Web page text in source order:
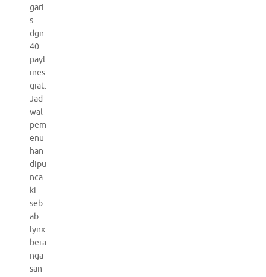
gari
s
dgn
40
payl
ines
giat.
Jad
wal
pem
enu
han
dipu
nca
ki
seb
ab
lynx
bera
nga
san